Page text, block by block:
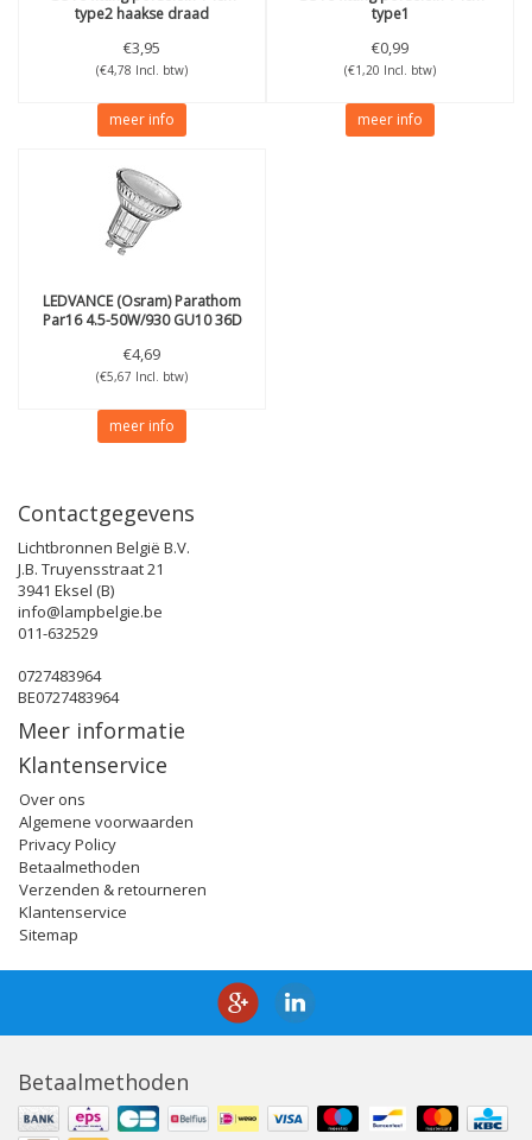
type2 haakse draad
€3,95
(€4,78 Incl. btw)
meer info
type1
€0,99
(€1,20 Incl. btw)
meer info
LEDVANCE (Osram)Parathom
Par16 4.5-50W/930 GU10 36D
€4,69
(€5,67 Incl. btw)
meer info
Contactgegevens
Lichtbronnen België B.V.
J.B. Truyensstraat 21
3941 Eksel (B)
info@lampbelgie.be
011-632529
0727483964
BE0727483964
Meer informatie
Klantenservice
Over ons
Algemene voorwaarden
Privacy Policy
Betaalmethoden
Verzenden & retourneren
Klantenservice
Sitemap
Betaalmethoden